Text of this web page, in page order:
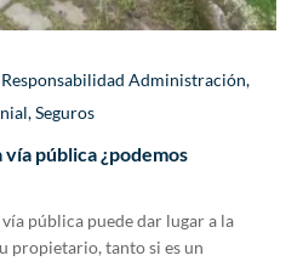
Responsabilidad Administración,
,Seguros
vía pública ¿podemos
pública puede dar lugar a la
propietario, tanto si es un